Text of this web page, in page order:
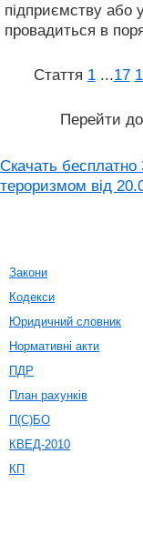
підприємству або
провадиться в
Стаття 1 ...17
Перейти до
Скачать бесплатно
тероризмом від
Закони
Кодекси
Юридичний словник
Нормативні акти
ПДР
План рахунків
П(С)БО
КВЕД-2010
КП